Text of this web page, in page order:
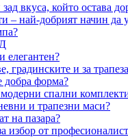
вкуса, който остава
– най-добрият начин да
елегантен?
градинските и за
добра форма?
спални
и трапезни маси?
на пазара?
избор от